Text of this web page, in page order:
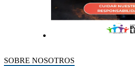
SOBRE NOSOTROS